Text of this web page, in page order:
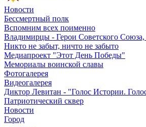
Новости
Бессмертный полк
Вспомним всех поименно
Владимирцы - Герои Советского Союза,
Никто не забыт, ничто не забыто
Медиапроект "Этот День Победы"
Мемориалы воинской славы
Фотогалерея
Видеогалерея
Диктор Левитан - "Голос Истории.
Патриотический сквер
Новости
Город